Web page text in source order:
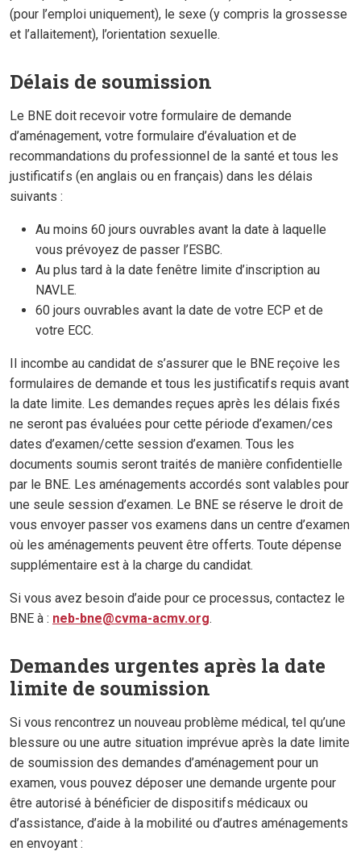
(pour l’emploi uniquement), le sexe (y compris la grossesse
et l’allaitement), l’orientation sexuelle.
Délais de soumission
Le BNE doit recevoir votre formulaire de demande
d’aménagement, votre formulaire d’évaluation et de
recommandations du professionnel de la santé et tous les
justificatifs (en anglais ou en français) dans les délais
suivants :
Au moins 60 jours ouvrables avant la date à laquelle
vous prévoyez de passer l’ESBC.
Au plus tard à la date fenêtre limite d’inscription au
NAVLE.
60 jours ouvrables avant la date de votre ECP et de
votre ECC.
Il incombe au candidat de s’assurer que le BNE reçoive les
formulaires de demande et tous les justificatifs requis avant
la date limite. Les demandes reçues après les délais fixés
ne seront pas évaluées pour cette période d’examen/ces
dates d’examen/cette session d’examen. Tous les
documents soumis seront traités de manière confidentielle
par le BNE. Les aménagements accordés sont valables pour
une seule session d’examen. Le BNE se réserve le droit de
vous envoyer passer vos examens dans un centre d’examen
où les aménagements peuvent être offerts. Toute dépense
supplémentaire est à la charge du candidat.
Si vous avez besoin d’aide pour ce processus, contactez le
BNE à : neb-bne@cvma-acmv.org.
Demandes urgentes après la date
limite de soumission
Si vous rencontrez un nouveau problème médical, tel qu’une
blessure ou une autre situation imprévue après la date limite
de soumission des demandes d’aménagement pour un
examen, vous pouvez déposer une demande urgente pour
être autorisé à bénéficier de dispositifs médicaux ou
d’assistance, d’aide à la mobilité ou d’autres aménagements
en envoyant :